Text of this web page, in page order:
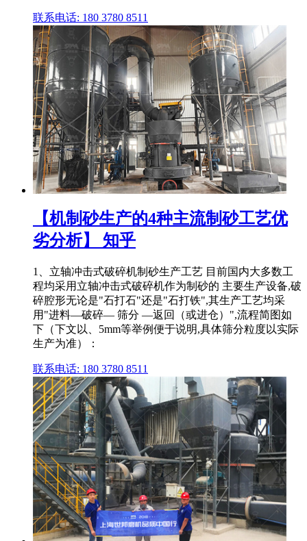
联系电话: 180 3780 8511
【机制砂生产的4种主流制砂工艺优
劣分析】 知乎
1、立轴冲击式破碎机制砂生产工艺 目前国内大多数工
程均采用立轴冲击式破碎机作为制砂的 主要生产设备,破
碎腔形无论是"石打石"还是"石打铁",其生产工艺均采
用"进料—破碎— 筛分 —返回（或进仓）",流程简图如
下（下文以、5mm等举例便于说明,具体筛分粒度以实际
生产为准）：
联系电话: 180 3780 8511